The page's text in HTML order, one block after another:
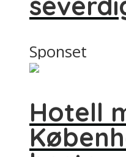
Sponset
Hotell